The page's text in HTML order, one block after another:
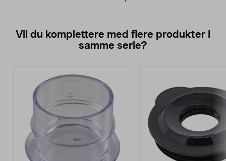
Vil du komplettere med flere produkter i
samme serie?